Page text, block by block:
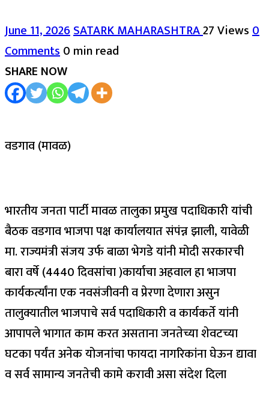
June 11, 2026SATARK MAHARASHTRA27 Views0
Comments0 min read
SHARE NOW
वडगाव (मावळ)
भारतीय जनता पार्टी मावळ तालुका प्रमुख पदाधिकारी यांची
बैठक वडगाव भाजपा पक्ष कार्यालयात संपंन्न झाली, यावेळी
मा. राज्यमंत्री संजय उर्फ बाळा भेगडे यांनी मोदी सरकारची
बारा वर्षे (4440 दिवसांचा )कार्याचा अहवाल हा भाजपा
कार्यकर्त्यांना एक नवसंजीवनी व प्रेरणा देणारा असुन
तालुक्यातील भाजपाचे सर्व पदाधिकारी व कार्यकर्ते यांनी
आपापले भागात काम करत असताना जनतेच्या शेवटच्या
घटका पर्यंत अनेक योजनांचा फायदा नागरिकांना घेऊन द्यावा
व सर्व सामान्य जनतेची कामे करावी असा संदेश दिला